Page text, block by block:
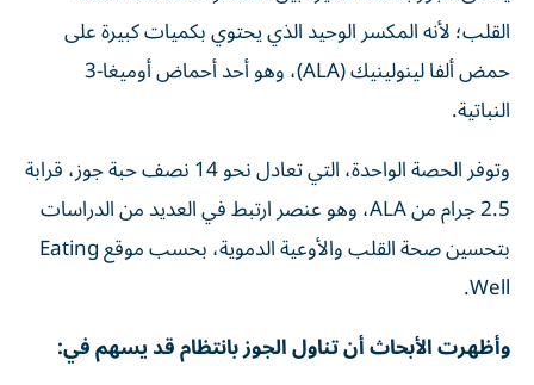
القلب؛ لأنه المكسر الوحيد الذي يحتوي بكميات كبيرة على
حمض ألفا لينولينيك (ALA)، وهو أحد أحماض أوميغا-3
النباتية.
وتوفر الحصة الواحدة، التي تعادل نحو 14 نصف حبة جوز، قرابة
2.5 جرام من ALA، وهو عنصر ارتبط في العديد من الدراسات
بتحسين صحة القلب والأوعية الدموية، بحسب موقع Eating
Well.
وأظهرت الأبحاث أن تناول الجوز بانتظام قد يسهم في: